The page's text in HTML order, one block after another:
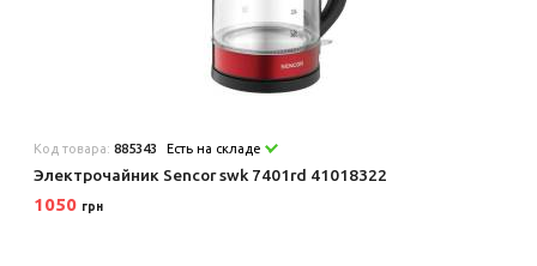
Код товара:885343 Есть на складе
Электрочайник Sencor swk 7401rd 41018322
1050 грн